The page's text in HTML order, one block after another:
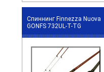
Спиннинг Finnezza Nuova
GONFS 732UL-T-TG